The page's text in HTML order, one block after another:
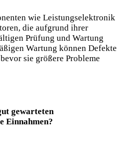
wie Leistungselektronik
die aufgrund ihrer
Prüfung und Wartung
Wartung können Defekte
sie größere Probleme
gewarteten
Einnahmen?